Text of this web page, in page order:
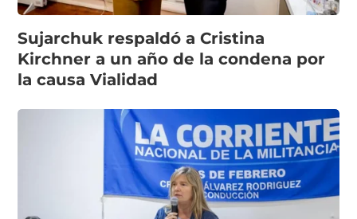
Sujarchuk respaldó a Cristina
Kirchner a un año de la condena por
la causa Vialidad